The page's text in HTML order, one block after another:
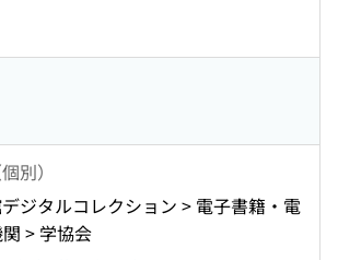
別）
ジタルコレクション > 電子書籍・電
> 学協会